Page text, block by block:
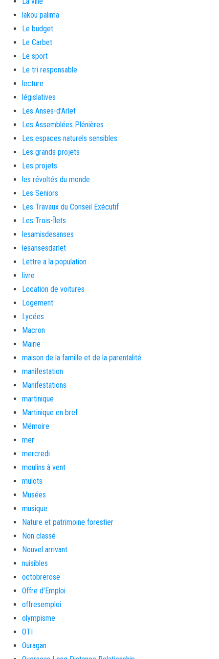
lakou palima
Le budget
Le Carbet
Le sport
Le tri responsable
lecture
législatives
Les Anses-d'Arlet
Les Assemblées Plénières
Les espaces naturels sensibles
Les grands projets
Les projets
les révoltés du monde
Les Seniors
Les Travaux du Conseil Exécutif
Les Trois-Îlets
lesamisdesanses
lesansesdarlet
Lettre a la population
livre
Location de voitures
Logement
Lycées
Macron
Mairie
maison de la famille et de la parentalité
manifestation
Manifestations
martinique
Martinique en bref
Mémoire
mer
mercredi
moulins à vent
mulots
Musées
musique
Nature et patrimoine forestier
Non classé
Nouvel arrivant
nuisibles
octobrerose
Offre d'Emploi
offresemploi
olympisme
OTI
Ouragan